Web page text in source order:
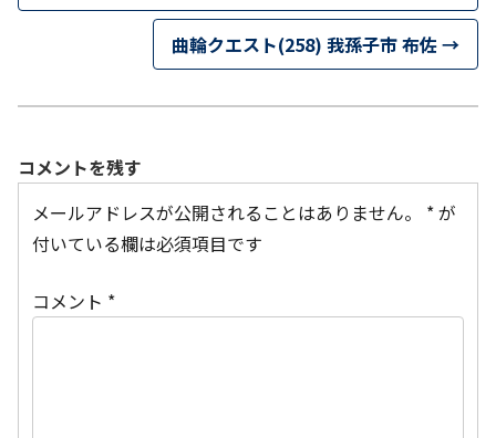
曲輪クエスト(258) 我孫子市 布佐→
コメントを残す
メールアドレスが公開されることはありません。
*が
付いている欄は必須項目です
コメント *